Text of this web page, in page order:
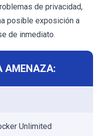
de privacidad,
posible exposición a
de inmediato.
AMENAZA:
Unlimited